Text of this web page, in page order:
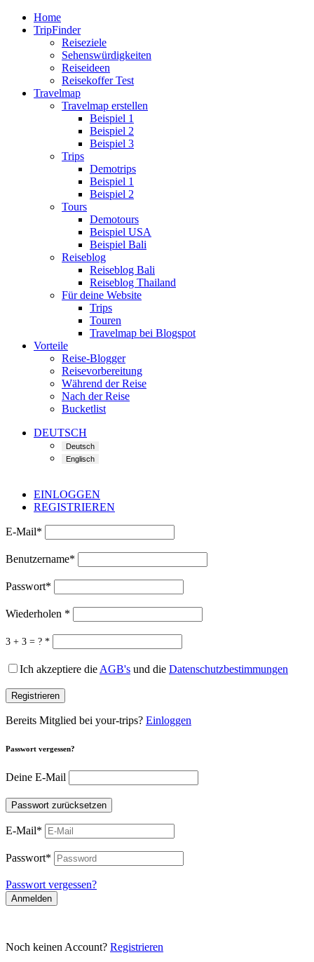
Home
TripFinder
Reiseziele
Sehenswürdigkeiten
Reiseideen
Reisekoffer Test
Travelmap
Travelmap erstellen
Beispiel 1
Beispiel 2
Beispiel 3
Trips
Demotrips
Beispiel 1
Beispiel 2
Tours
Demotours
Beispiel USA
Beispiel Bali
Reiseblog
Reiseblog Bali
Reiseblog Thailand
Für deine Website
Trips
Touren
Travelmap bei Blogspot
Vorteile
Reise-Blogger
Reisevorbereitung
Während der Reise
Nach der Reise
Bucketlist
DEUTSCH
EINLOGGEN
REGISTRIEREN
E-Mail*
Benutzername*
Passwort*
Wiederholen *
3 + 3 = ? *
Ich akzeptiere die AGB's und die Datenschutzbestimmungen
Registrieren
Bereits Mitglied bei your-trips? Einloggen
Passwort vergessen?
Deine E-Mail
Passwort zurücksetzen
E-Mail*
Passwort*
Passwort vergessen?
Anmelden
Noch keinen Account? Registrieren